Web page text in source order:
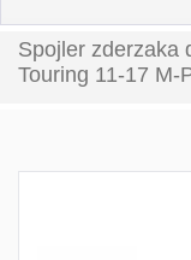
Spojler zderzaka
Touring 11-17 M-